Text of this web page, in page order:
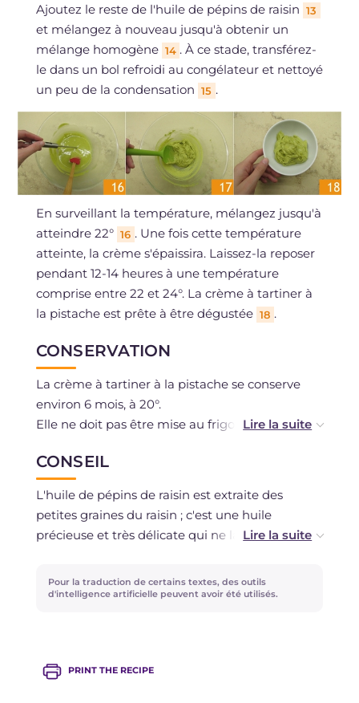
Ajoutez le reste de l'huile de pépins de raisin 13
et mélangez à nouveau jusqu'à obtenir un
mélange homogène 14 . À ce stade, transférez-
le dans un bol refroidi au congélateur et nettoyé
un peu de la condensation 15 .
En surveillant la température, mélangez jusqu'à
atteindre 22° 16 . Une fois cette température
atteinte, la crème s'épaissira. Laissez-la reposer
pendant 12-14 heures à une température
comprise entre 22 et 24°. La crème à tartiner à
la pistache est prête à être dégustée 18 .
CONSERVATION
La crème à tartiner à la pistache se conserve
environ 6 mois, à 20°.
Elle ne doit pas être mise au frigo ni à proximité
CONSEIL
L'huile de pépins de raisin est extraite des
petites graines du raisin ; c'est une huile
précieuse et très délicate qui ne laisse aucun
huile d'olive délicate et au goût neutre, nous
déconseillons l'huile d'olive extra vierge.
secondes. Puis épluchez-les à la main.
Pour la traduction de certains textes, des outils
d'intelligence artificielle peuvent avoir été utilisés.
PRINT THE RECIPE